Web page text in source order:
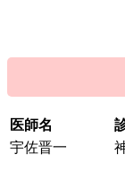
医師名
宇佐晋一